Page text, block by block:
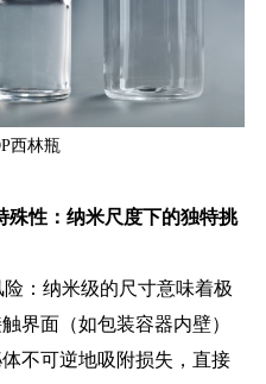
西林瓶
殊性：纳米尺度下的独特挑
：纳米级的尺寸意味着极
界面（如包装容器内壁）
不可逆地吸附损失，直接